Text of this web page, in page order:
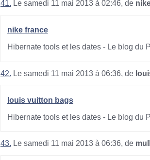
41. Le samedi 11 mai 2013 à 02:46, de
nike france
Hibernate tools et les dates - Le blog du
42. Le samedi 11 mai 2013 à 06:36, de
louis vuitton bags
Hibernate tools et les dates - Le blog du
43. Le samedi 11 mai 2013 à 06:36, de